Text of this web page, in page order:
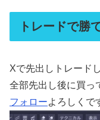
トレードで勝
Xで先出しトレード
全部先出し後に買っ
フォローよろしくで